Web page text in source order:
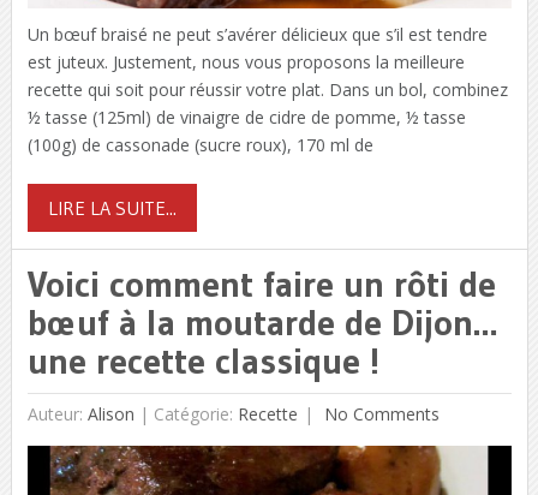
Un bœuf braisé ne peut s’avérer délicieux que s’il est tendre
est juteux. Justement, nous vous proposons la meilleure
recette qui soit pour réussir votre plat. Dans un bol, combinez
½ tasse (125ml) de vinaigre de cidre de pomme, ½ tasse
(100g) de cassonade (sucre roux), 170 ml de
LIRE LA SUITE...
Voici comment faire un rôti de
bœuf à la moutarde de Dijon…
une recette classique !
Auteur: Alison | Catégorie: Recette No Comments